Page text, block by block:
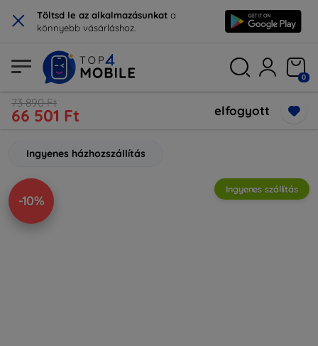
× Töltsd le az alkalmazásunkat a
könnyebb vásárláshoz.
0
73 890 Ft
66 501 Ft elfogyott
Ingyenes házhozszállítás
-10%
Ingyenes szállítás